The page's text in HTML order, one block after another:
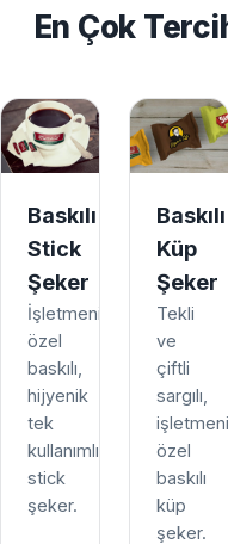
En Çok
Baskılı
Stick
Şeker
İşletmenize
özel
baskılı,
hijyenik
tek
kullanımlık
stick
şeker.
Baskılı
Küp
Şeker
Tekli
ve
çiftli
sargılı,
özel
baskılı
küp
şeker.